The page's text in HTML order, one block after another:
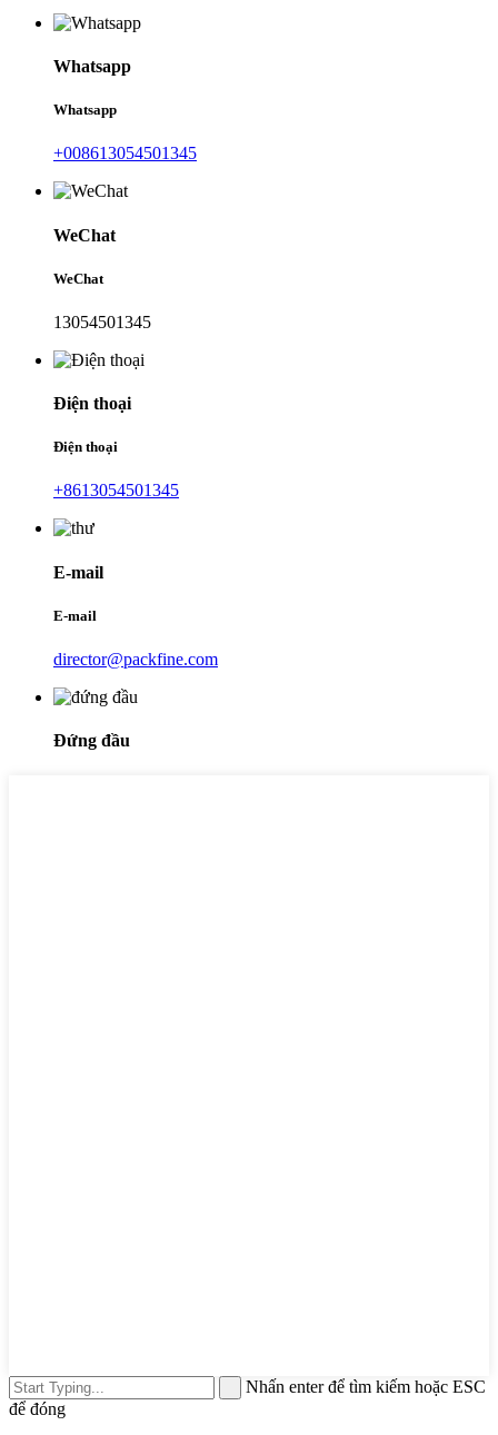
Whatsapp
Whatsapp
+008613054501345
WeChat
WeChat
13054501345
Điện thoại
Điện thoại
+8613054501345
E-mail
E-mail
director@packfine.com
Đứng đầu
Nhấn enter để tìm kiếm hoặc ESC
để đóng